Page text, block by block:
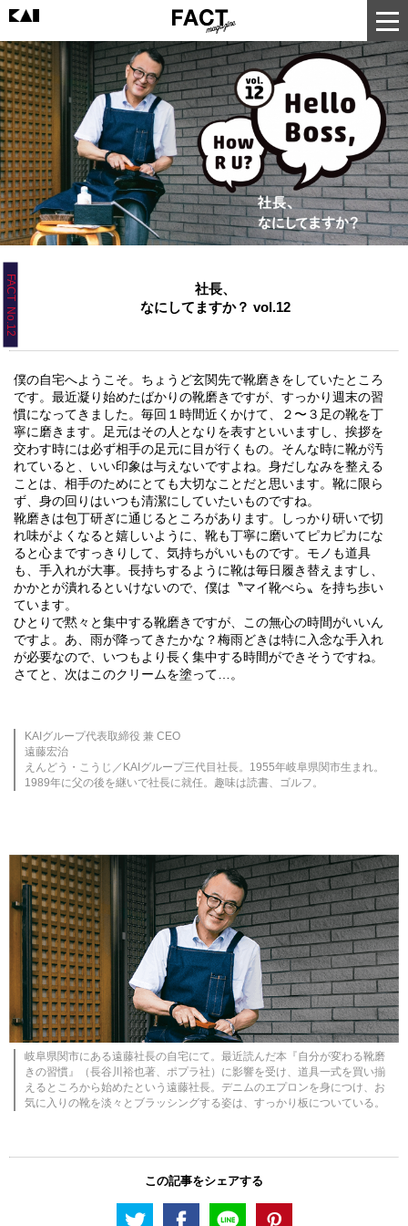
FACT No.12
社長、
なにしてますか？ vol.12
僕の自宅へようこそ。ちょうど玄関先で靴磨きをしていたところ
です。最近凝り始めたばかりの靴磨きですが、すっかり週末の習
慣になってきました。毎回１時間近くかけて、２〜３足の靴を丁
寧に磨きます。足元はその人となりを表すといいますし、挨拶を
交わす時には必ず相手の足元に目が行くもの。そんな時に靴が汚
れていると、いい印象は与えないですよね。身だしなみを整える
ことは、相手のためにとても大切なことだと思います。靴に限ら
ず、身の回りはいつも清潔にしていたいものですね。
靴磨きは包丁研ぎに通じるところがあります。しっかり研いで切
れ味がよくなると嬉しいように、靴も丁寧に磨いてピカピカにな
ると心まですっきりして、気持ちがいいものです。モノも道具
も、手入れが大事。長持ちするように靴は毎日履き替えますし、
かかとが潰れるといけないので、僕は〝マイ靴べら〟を持ち歩い
ています。
ひとりで黙々と集中する靴磨きですが、この無心の時間がいいん
ですよ。あ、雨が降ってきたかな？梅雨どきは特に入念な手入れ
が必要なので、いつもより長く集中する時間ができそうですね。
さてと、次はこのクリームを塗って…。
KAIグループ代表取締役 兼 CEO
遠藤宏治
えんどう・こうじ／KAIグループ三代目社長。1955年岐阜県関市生まれ。
1989年に父の後を継いで社長に就任。趣味は読書、ゴルフ。
岐阜県関市にある遠藤社長の自宅にて。最近読んだ本『自分が変わる靴磨
きの習慣』（長谷川裕也著、ポプラ社）に影響を受け、道具一式を買い揃
えるところから始めたという遠藤社長。デニムのエプロンを身につけ、お
気に入りの靴を淡々とブラッシングする姿は、すっかり板についている。
この記事をシェアする